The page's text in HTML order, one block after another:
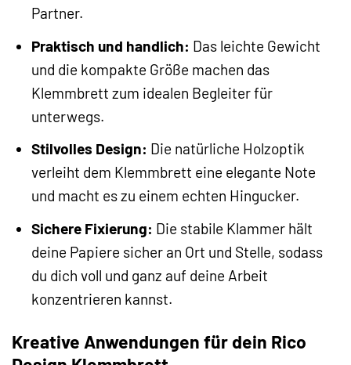
Partner.
Praktisch und handlich: Das leichte Gewicht
und die kompakte Größe machen das
Klemmbrett zum idealen Begleiter für
unterwegs.
Stilvolles Design: Die natürliche Holzoptik
verleiht dem Klemmbrett eine elegante Note
und macht es zu einem echten Hingucker.
Sichere Fixierung: Die stabile Klammer hält
deine Papiere sicher an Ort und Stelle, sodass
du dich voll und ganz auf deine Arbeit
konzentrieren kannst.
Kreative Anwendungen für dein Rico